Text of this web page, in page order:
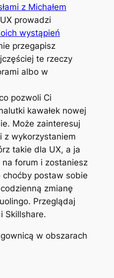
z Michałem
prowadzi
wystąpień
przegapisz
te rzeczy
albo w
pozwoli Ci
kawałek nowej
Może zainteresuj
z wykorzystaniem
takie dla UX, a ja
forum i zostaniesz
choćby postaw sobie
zmianę
Przeglądaj
Skillshare.
w obszarach